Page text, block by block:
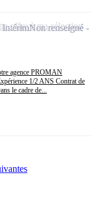
agence PROMAN
1/2 ANS Contrat de
le cadre de...
IntérimNon renseigné
offre à ma sélection